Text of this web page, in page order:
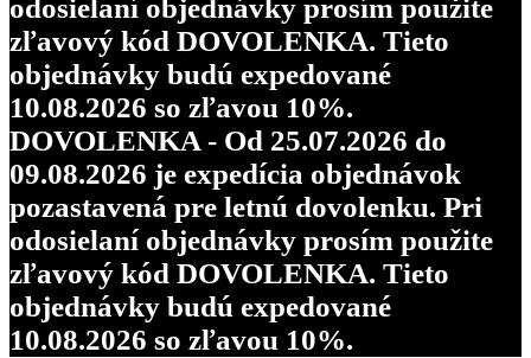
odosielaní objednávky prosím použite
zľavový kód DOVOLENKA. Tieto
objednávky budú expedované
10.08.2026 so zľavou 10%.
DOVOLENKA - Od 25.07.2026 do
09.08.2026 je expedícia objednávok
pozastavená pre letnú dovolenku. Pri
odosielaní objednávky prosím použite
zľavový kód DOVOLENKA. Tieto
objednávky budú expedované
10.08.2026 so zľavou 10%.